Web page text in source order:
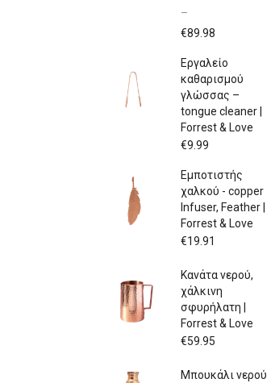
–
€89.98
Εργαλείο
καθαρισμού
γλώσσας –
tongue cleaner |
Forrest & Love
€9.99
Εμποτιστής
χαλκού - copper
Infuser, Feather |
Forrest & Love
€19.91
Κανάτα νερού,
χάλκινη
σφυρήλατη |
Forrest & Love
€59.95
Μπουκάλι νερού